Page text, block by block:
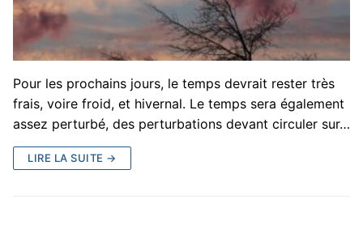
Pour les prochains jours, le temps devrait rester très
frais, voire froid, et hivernal. Le temps sera également
assez perturbé, des perturbations devant circuler sur…
LIRE LA SUITE →